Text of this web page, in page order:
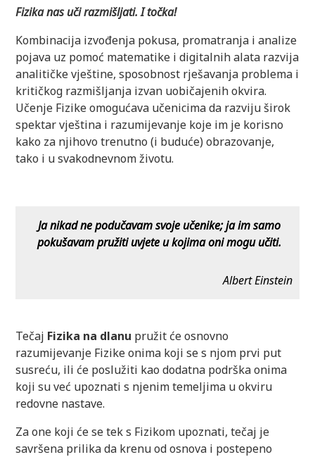
Fizika nas uči razmišljati. I točka!
Kombinacija izvođenja pokusa, promatranja i analize
pojava uz pomoć matematike i digitalnih alata razvija
analitičke vještine, sposobnost rješavanja problema i
kritičkog razmišljanja izvan uobičajenih okvira.
Učenje Fizike omogućava učenicima da razviju širok
spektar vještina i razumijevanje koje im je korisno
kako za njihovo trenutno (i buduće) obrazovanje,
tako i u svakodnevnom životu.
Ja nikad ne podučavam svoje učenike; ja im samo
pokušavam pružiti uvjete u kojima oni mogu učiti.
Albert Einstein
Tečaj Fizika na dlanu pružit će osnovno
razumijevanje Fizike onima koji se s njom prvi put
susreću, ili će poslužiti kao dodatna podrška onima
koji su već upoznati s njenim temeljima u okviru
redovne nastave.
Za one koji će se tek s Fizikom upoznati, tečaj je
savršena prilika da krenu od osnova i postepeno